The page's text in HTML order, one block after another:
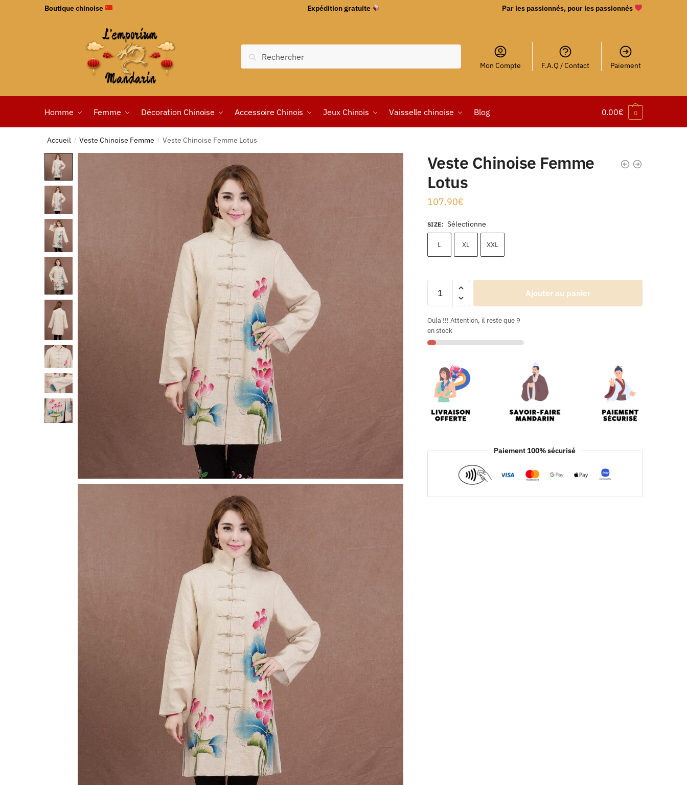
Boutique chinoise Expédition gratuite Par les passionnés, pour les passionnés
Recherche
Mon Compte F.A.Q / Contact Paiement
Homme Femme Décoration Chinoise Accessoire Chinois Jeux Chinois Vaisselle chinoise Blog 0.00€ 0
Accueil / Veste Chinoise Femme / Veste Chinoise Femme Lotus
Veste Chinoise Femme
Lotus
107.90€
SIZE: Sélectionne
L XL XXL
Ajouter au panier
Oula !!! Attention, il reste que 9
en stock
Paiement 100% sécurisé